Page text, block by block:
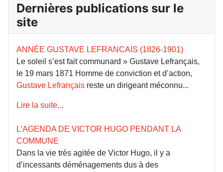
Dernières publications sur le
site
ANNÉE GUSTAVE LEFRANCAIS (1826-1901)
Le soleil s’est fait communard » Gustave Lefrançais,
le 19 mars 1871 Homme de conviction et d’action,
Gustave Lefrançais reste un dirigeant méconnu...
Lire la suite...
L’AGENDA DE VICTOR HUGO PENDANT LA
COMMUNE
Dans la vie très agitée de Victor Hugo, il y a
d’incessants déménagements dus à des